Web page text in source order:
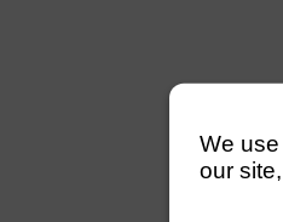
We
our